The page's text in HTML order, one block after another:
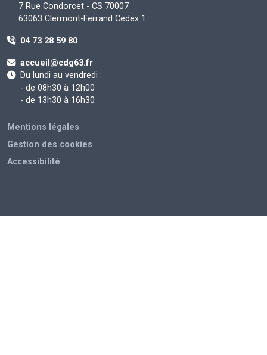
7 Rue Condorcet - CS 70007
63063 Clermont-Ferrand Cedex 1
04 73 28 59 80
accueil@cdg63.fr
Du lundi au vendredi :
- de 08h30 à 12h00
- de 13h30 à 16h30
Mentions légales
Gestion des cookies
Accessibilité